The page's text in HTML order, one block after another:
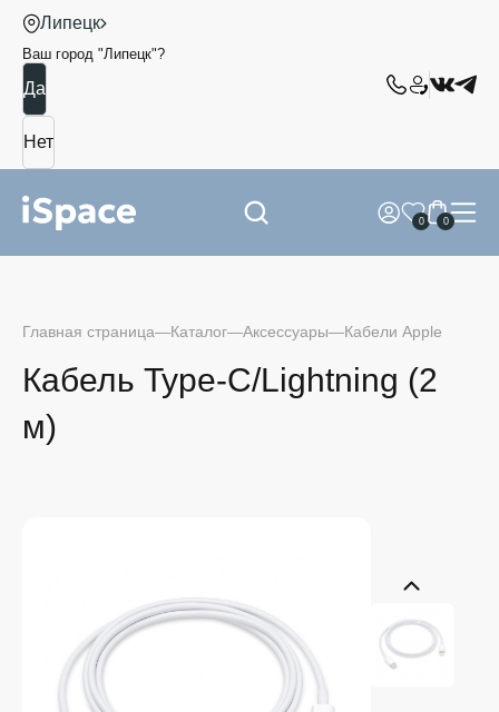
Липецк
Ваш город "Липецк"?
0 0
Главная страница Каталог Аксессуары Кабели Apple
Кабель Type-C/Lightning (2
м)